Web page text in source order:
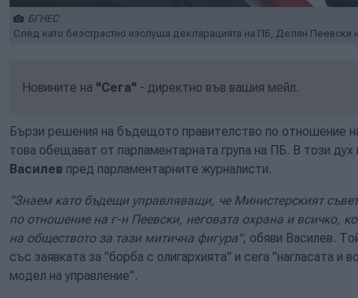
БГНЕС
След като безстрастно изслуша декларацията на ПБ, Делян Пеевски
Новините на "Сега" - директно във вашия мейл.
Бързи решения на бъдещото правителство по отношение
това обещават от парламентарната група на ПБ. В този
Василев пред парламентарните журналисти.
"Знаем като бъдещи управляващи, че Министерският
по отношение на г-н Пеевски, неговата охрана и всичко,
на обществото за тази митична фигура", обяви Василев.
със заявката за "борба с олигархията" и сега "нагласата и
модел на управление".